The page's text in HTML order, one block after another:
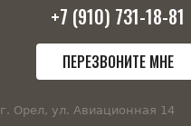
+7 (910) 731-18-81
ПЕРЕЗВОНИТЕ МНЕ
г. Орел, ул. Авиационная 14